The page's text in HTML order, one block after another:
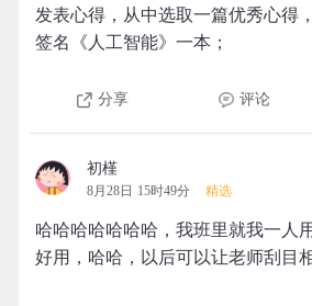
发表心得，从中选取一篇优秀心得
签名《人工智能》一本；
分享 评论
初槿
8月28日 15时49分 精选
哈哈哈哈哈哈哈，我班里就我一人
好用，哈哈，以后可以让老师刮目